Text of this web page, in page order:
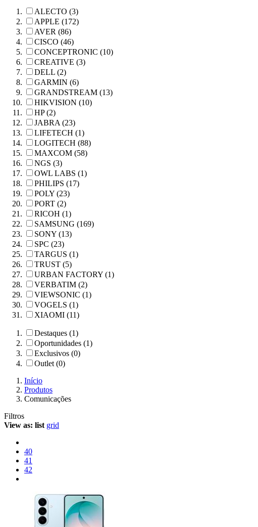
ALECTO (3)
APPLE (172)
AVER (86)
CISCO (46)
CONCEPTRONIC (10)
CREATIVE (3)
DELL (2)
GARMIN (6)
GRANDSTREAM (13)
HIKVISION (10)
HP (2)
JABRA (23)
LIFETECH (1)
LOGITECH (88)
MAXCOM (58)
NGS (3)
OWL LABS (1)
PHILIPS (17)
POLY (23)
PORT (2)
RICOH (1)
SAMSUNG (169)
SONY (13)
SPC (23)
TARGUS (1)
TRUST (5)
URBAN FACTORY (1)
VERBATIM (2)
VIEWSONIC (1)
VOGELS (1)
XIAOMI (11)
Destaques (1)
Oportunidades (1)
Exclusivos (0)
Outlet (0)
Início
Produtos
Comunicações
Filtros
View as: list grid
40
41
42